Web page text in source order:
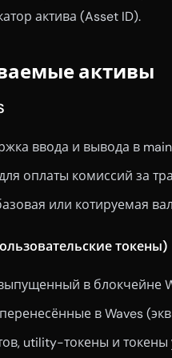
актива (Asset ID).
активы
ввода и вывода в
оплаты комиссий за
или котируемая
токены)
в блокчейне
в Waves
utility-токены и токены